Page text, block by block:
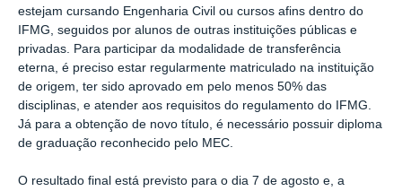
estejam cursando Engenharia Civil ou cursos afins dentro do
IFMG, seguidos por alunos de outras instituições públicas e
privadas. Para participar da modalidade de transferência
eterna, é preciso estar regularmente matriculado na instituição
de origem, ter sido aprovado em pelo menos 50% das
disciplinas, e atender aos requisitos do regulamento do IFMG.
Já para a obtenção de novo título, é necessário possuir diploma
de graduação reconhecido pelo MEC.
O resultado final está previsto para o dia 7 de agosto e, a